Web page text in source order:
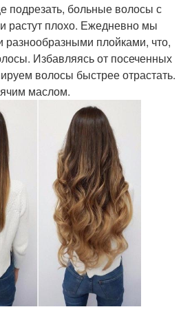
подрезать, больные волосы с
растут плохо. Ежедневно мы
плойками, что,
Избавляясь от посеченных
волосы быстрее отрастать.
маслом.